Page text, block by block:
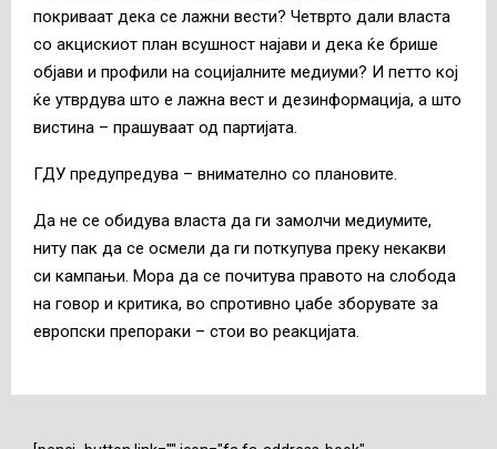
покриваат дека се лажни вести? Четврто дали власта
со акцискиот план всушност најави и дека ќе брише
објави и профили на социјалните медиуми? И петто кој
ќе утврдува што е лажна вест и дезинформација, а што
вистина – прашуваат од партијата.
ГДУ предупредува – внимателно со плановите.
Да не се обидува власта да ги замолчи медиумите,
ниту пак да се осмели да ги поткупува преку некакви
си кампањи. Мора да се почитува правото на слобода
на говор и критика, во спротивно џабе зборувате за
европски препораки – стои во реакцијата.